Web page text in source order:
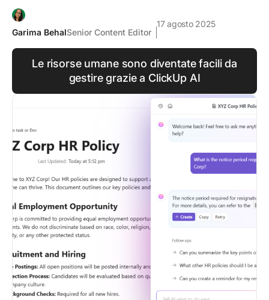
Garima BehalSenior Content Editor
17 agosto 2025
Le risorse umane sono diventate facili da
gestire grazie a ClickUp AI